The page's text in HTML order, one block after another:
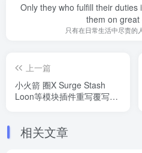
Only they who fulfill their
them on great
只有在日常生活中尽责的
上一篇
小火箭 圈X Surge Stash
Loon等模块插件重写覆写脚
相关文章